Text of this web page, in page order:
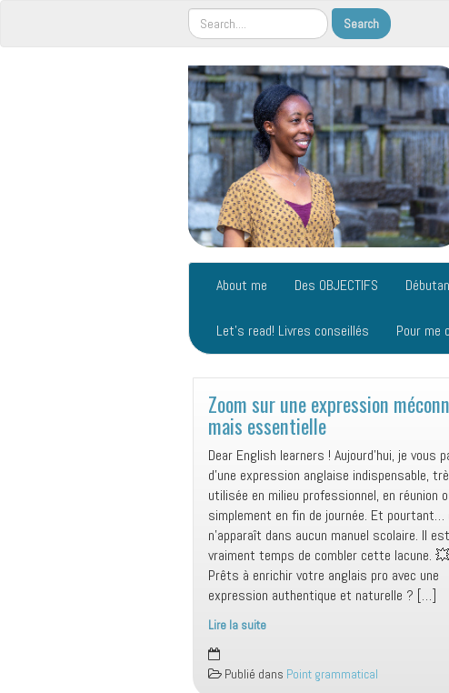
About me Des OBJECTIFS
Let’s read! Livres conseillés Pour me
Zoom sur une expression
mais essentielle
Dear English learners ! Aujourd’hui, je vous
d’une expression anglaise indispensable,
utilisée en milieu professionnel, en réunion
simplement en fin de journée. Et pourtant…
n’apparaît dans aucun manuel scolaire. Il est
vraiment temps de combler cette lacune. 💥
Prêts à enrichir votre anglais pro avec une
expression authentique et naturelle ? […]
Lire la suite
Zoom
sur
unePublié dans Point grammatical